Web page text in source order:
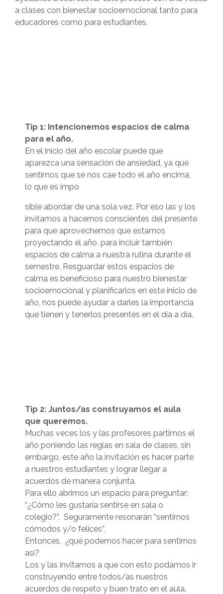
a clases con bienestar socioemocional tanto para
educadores como para estudiantes.
Tip 1: Intencionemos espacios de calma
para el año.
En el inicio del año escolar puede que
aparezca una sensación de ansiedad, ya que
sentimos que se nos cae todo el año encima,
lo que es impo
sible abordar de una sola vez. Por eso las y los
invitamos a hacernos conscientes del presente
para que aprovechemos que estamos
proyectando el año, para incluir también
espacios de calma a nuestra rutina durante el
semestre. Resguardar estos espacios de
calma es beneficioso para nuestro bienestar
socioemocional y planificarlos en este inicio de
año, nos puede ayudar a darles la importancia
que tienen y tenerlos presentes en el día a día.
Tip 2: Juntos/as construyamos el aula
que queremos.
Muchas veces los y las profesores partimos el
año poniendo las reglas en sala de clases, sin
embargo, este año la invitación es hacer parte
a nuestros estudiantes y lograr llegar a
acuerdos de manera conjunta.
Para ello abrimos un espacio para preguntar:
“¿Cómo les gustaría sentirse en sala o
colegio?”. Seguramente resonarán “sentirnos
cómodos y/o felices”.
Entonces, ¿qué podemos hacer para sentirnos
así?
Los y las invitamos a que con esto podamos ir
construyendo entre todos/as nuestros
acuerdos de respeto y buen trato en el aula.